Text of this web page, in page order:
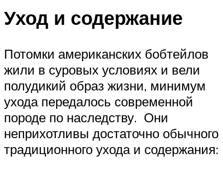
Уход и содержание
Потомки американских бобтейлов
жили в суровых условиях и вели
полудикий образ жизни, минимум
ухода передалось современной
породе по наследству. Они
неприхотливы достаточно обычного
традиционного ухода и содержания: